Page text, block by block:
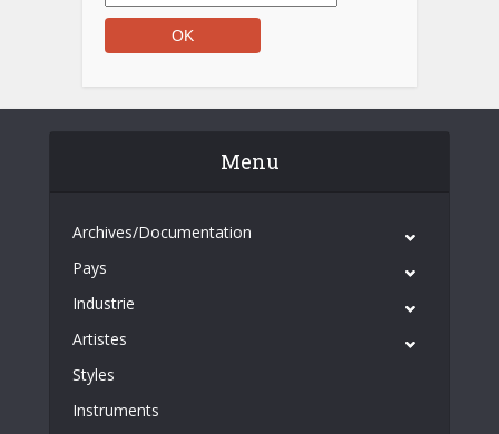
Menu
Archives/Documentation
Pays
Industrie
Artistes
Styles
Instruments